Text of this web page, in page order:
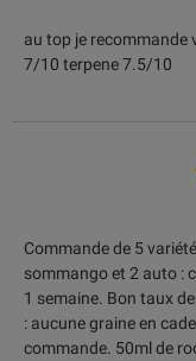
au top je
7/10 terpene 7.5/10
Commande de 5
sommango et 2 auto :
1 semaine. Bon taux
: aucune graine en
commande. 50ml de